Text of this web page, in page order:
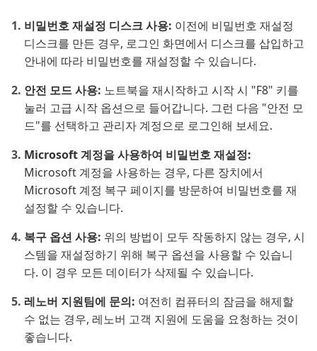
비밀번호 재설정 디스크 사용: 이전에 비밀번호 재설정
디스크를 만든 경우, 로그인 화면에서 디스크를 삽입하고
안내에 따라 비밀번호를 재설정할 수 있습니다.
안전 모드 사용: 노트북을 재시작하고 시작 시 "F8" 키를
눌러 고급 시작 옵션으로 들어갑니다. 그런 다음 "안전 모
드"를 선택하고 관리자 계정으로 로그인해 보세요.
Microsoft 계정을 사용하여 비밀번호 재설정:
Microsoft 계정을 사용하는 경우, 다른 장치에서
Microsoft 계정 복구 페이지를 방문하여 비밀번호를 재
설정할 수 있습니다.
복구 옵션 사용: 위의 방법이 모두 작동하지 않는 경우, 시
스템을 재설정하기 위해 복구 옵션을 사용할 수 있습니
다. 이 경우 모든 데이터가 삭제될 수 있습니다.
레노버 지원팀에 문의: 여전히 컴퓨터의 잠금을 해제할
수 없는 경우, 레노버 고객 지원에 도움을 요청하는 것이
좋습니다.